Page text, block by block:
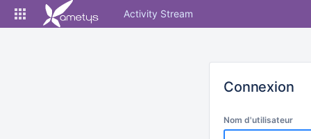
Skip
Activity Stream
Connexion
Nom d'utilisateur